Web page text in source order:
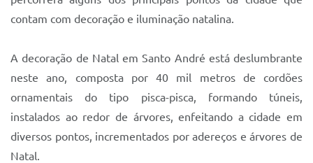
Autarquias
contam com decoração e iluminação natalina.
A decoração de Natal em Santo André está deslumbrante
neste ano, composta por 40 mil metros de cordões
ornamentais do tipo pisca-pisca, formando túneis,
instalados ao redor de árvores, enfeitando a cidade em
diversos pontos, incrementados por adereços e árvores de
Natal.